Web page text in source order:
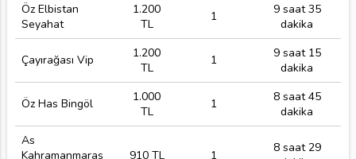
Öz Elbistan
Seyahat
1.200
TL
1
9 saat 35
dakika
Çayırağası Vip
1.200
TL
1
9 saat 15
dakika
Öz Has Bingöl
1.000
TL
1
8 saat 45
dakika
As
Kahramanmaraş
910 TL 1
8 saat 29